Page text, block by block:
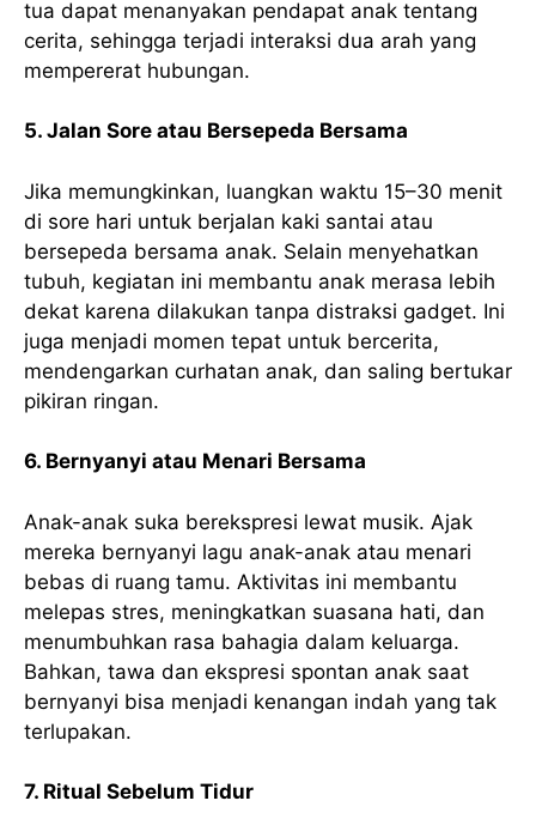
tua dapat menanyakan pendapat anak tentang
cerita, sehingga terjadi interaksi dua arah yang
mempererat hubungan.
5. Jalan Sore atau Bersepeda Bersama
Jika memungkinkan, luangkan waktu 15–30 menit
di sore hari untuk berjalan kaki santai atau
bersepeda bersama anak. Selain menyehatkan
tubuh, kegiatan ini membantu anak merasa lebih
dekat karena dilakukan tanpa distraksi gadget. Ini
juga menjadi momen tepat untuk bercerita,
mendengarkan curhatan anak, dan saling bertukar
pikiran ringan.
6. Bernyanyi atau Menari Bersama
Anak-anak suka berekspresi lewat musik. Ajak
mereka bernyanyi lagu anak-anak atau menari
bebas di ruang tamu. Aktivitas ini membantu
melepas stres, meningkatkan suasana hati, dan
menumbuhkan rasa bahagia dalam keluarga.
Bahkan, tawa dan ekspresi spontan anak saat
bernyanyi bisa menjadi kenangan indah yang tak
terlupakan.
7. Ritual Sebelum Tidur